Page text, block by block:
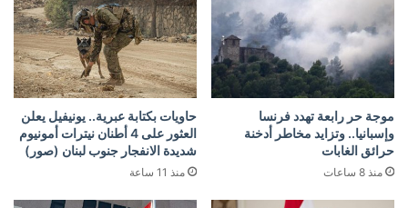
موجة حر رابعة تهدد فرنسا
وإسبانيا.. وتزايد مخاطر أدخنة
حرائق الغابات
منذ 8 ساعات
حاويات بكتابة عبرية.. يونيفيل يعلن
العثور على 4 أطنان نيترات أمونيوم
شديدة الانفجار جنوب لبنان (صور)
منذ 11 ساعة